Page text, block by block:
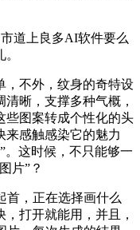
道上良多AI软件要么
不外，纹身的奇特设
晰，支撑多种气概，
些图案转成个性化的头
来感触感染它的魅力
。这时候，不只能够一
片”？
，正在选择画什么
打开就能用，并且，